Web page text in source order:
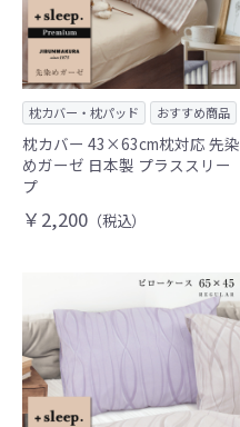
枕カバー・枕パッド おすすめ商品
枕カバー 43×63cm枕対応 先染
めガーゼ 日本製 プラススリー
プ
￥2,200 （税込）